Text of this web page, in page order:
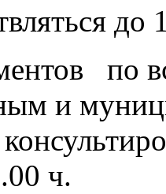
до
по
и
ч.